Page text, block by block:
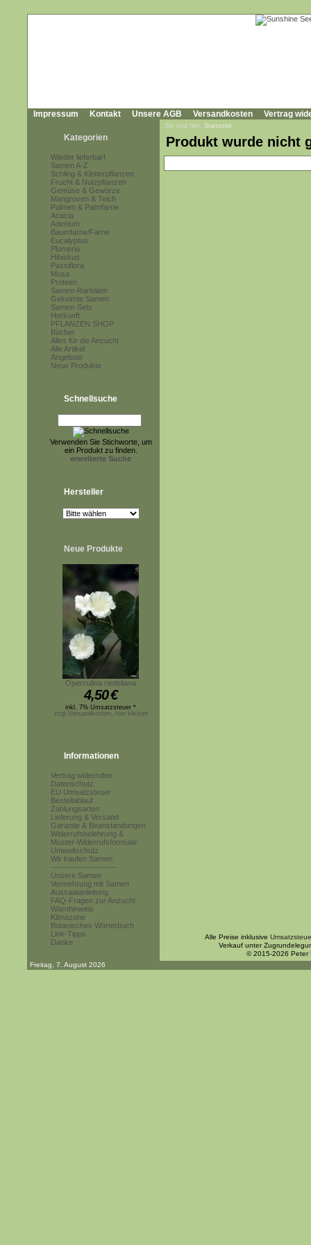
Impressum Kontakt Unsere AGB Versandkosten Vertrag
Kategorien
Wieder lieferbar!
Samen A-Z
Schling & Kletterpflanzen
Frucht & Nutzpflanzen
Gemüse & Gewürze
Mangroven & Teich
Palmen & Palmfarne
Acacia
Adenium
Baumfarne/Farne
Eucalyptus
Plumeria
Hibiskus
Passiflora
Musa
Proteen
Samen-Raritäten
Gekeimte Samen
Samen-Sets
Herkunft
PFLANZEN SHOP
Bücher
Alles für die Anzucht
Alle Artikel
Angebote
Neue Produkte
Schnellsuche
Verwenden Sie Stichworte, um
ein Produkt zu finden.
erweiterte Suche
Hersteller
Neue Produkte
Operculina riedeliana
4,50€
inkl. 7% Umsatzsteuer *
zzgl.Versandkosten, hier klicken
Informationen
Vertrag widerrufen
Datenschutz
EU Umsatzsteuer
Bestellablauf
Zahlungsarten
Lieferung & Versand
Garantie & Beanstandungen
Widerrufsbelehrung &
Muster-Widerrufsformular
Umweltschutz
Wir kaufen Samen
------------------------
Unsere Samen
Vermehrung mit Samen
Aussaatanleitung
FAQ-Fragen zur Anzucht
Warnhinweis
Klimazone
Botanisches Wörterbuch
Link-Tipps
Danke
Sie sind hier: Startseite
Produkt wurde nicht
Alle Preise inklusive
Verkauf unter
© 2015-2026 Peter
Freitag, 7. August 2026